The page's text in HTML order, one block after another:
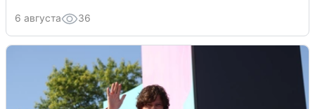
6 августа 36